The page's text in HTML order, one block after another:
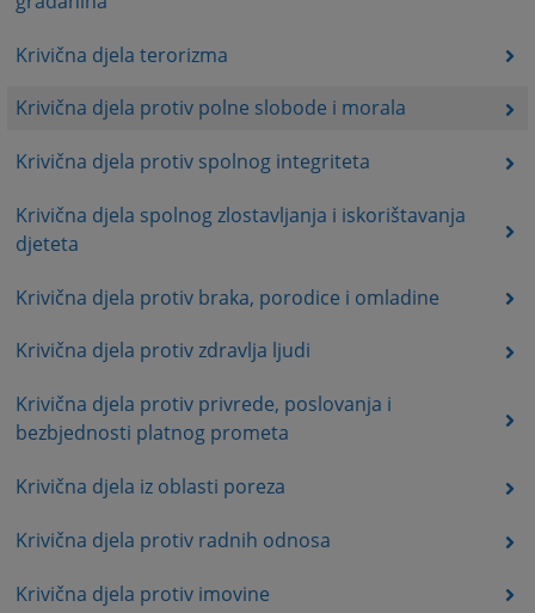
Krivična djela terorizma
Krivična djela protiv polne slobode i morala
Krivična djela protiv spolnog integriteta
Krivična djela spolnog zlostavljanja i iskorištavanja
djeteta
Krivična djela protiv braka, porodice i omladine
Krivična djela protiv zdravlja ljudi
Krivična djela protiv privrede, poslovanja i
bezbjednosti platnog prometa
Krivična djela iz oblasti poreza
Krivična djela protiv radnih odnosa
Krivična djela protiv imovine